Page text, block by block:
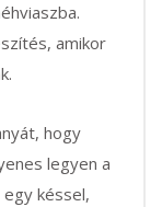
amikor
hogy
legyen a
késsel,